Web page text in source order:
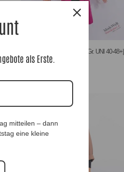
Blazermantel Elaine, Beere |Gr. UNI 40-48+|,
Anr.: 3763
als Erste.
mitteilen – dann
eine kleine